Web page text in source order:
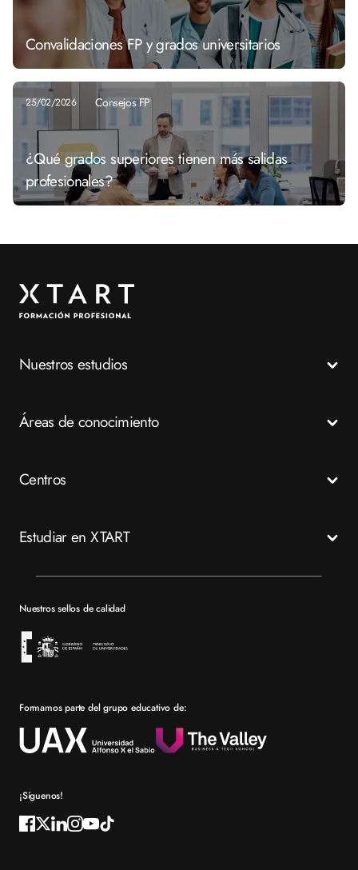
Convalidaciones FP y grados universitarios
25/02/2026 Consejos FP
¿Qué grados superiores tienen más salidas
profesionales?
Nuestros estudios
Grados Medios
Especializaciones
Áreas de conocimiento
Emergencias
Tech
Centros
Murcia
Estudiar en XTART
Bolsa de empleo
Por qué elegir XTART
Reconocimientos
Nuestros sellos de calidad
Formamos parte del grupo educativo de:
¡Síguenos!